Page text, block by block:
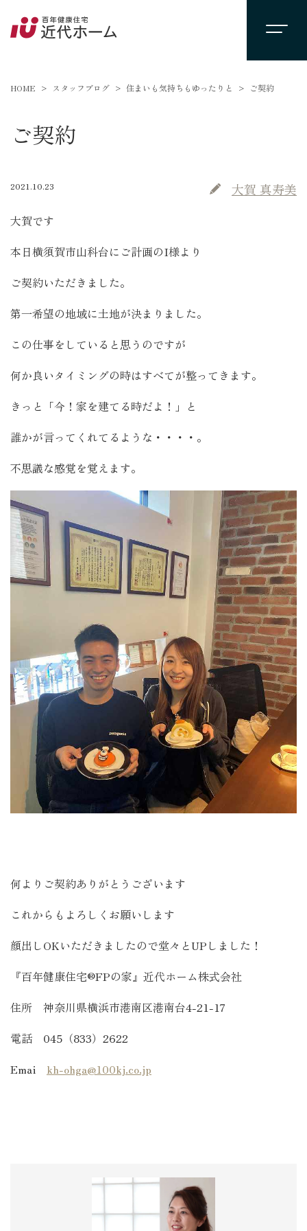
HOME スタッフブログ 住まいも気持ちもゆったりと ご契約
ご契約
2021.10.23 大賀 真寿美
大賀です
本日横須賀市山科台にご計画のI様より
ご契約いただきました。
第一希望の地域に土地が決まりました。
この仕事をしていると思うのですが
何か良いタイミングの時はすべてが整ってきます。
きっと「今！家を建てる時だよ！」と
誰かが言ってくれてるような・・・・。
不思議な感覚を覚えます。
何よりご契約ありがとうございます
これからもよろしくお願いします
顔出しOKいただきましたので堂々とUPしました！
『百年健康住宅®FPの家』近代ホーム株式会社
住所 神奈川県横浜市港南区港南台4-21-17
電話 045（833）2622
Emai kh-ohga@100kj.co.jp